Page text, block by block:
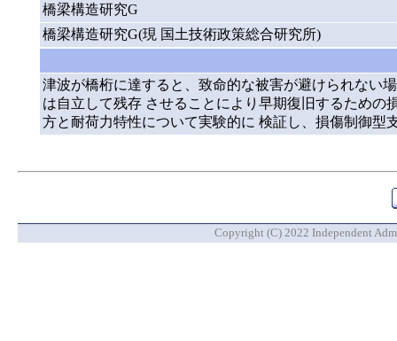
橋梁構造研究G
橋梁構造研究G(現 国土技術政策総合研究所)
津波が橋桁に達すると、致命的な被害が避けられない
は自立して残存 させることにより早期復旧するため
方と耐荷力特性について実験的に 検証し、損傷制御型
Copyright (C) 2022 Independent